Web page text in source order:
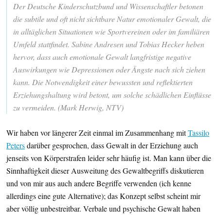
Der Deutsche Kinderschutzbund und Wissenschaftler betonen
die subtile und oft nicht sichtbare Natur emotionaler Gewalt, die
in alltäglichen Situationen wie Sportvereinen oder im familiären
Umfeld stattfindet. Sabine Andresen und Tobias Hecker heben
hervor, dass auch emotionale Gewalt langfristige negative
Auswirkungen wie Depressionen oder Ängste nach sich ziehen
kann. Die Notwendigkeit einer bewussten und reflektierten
Erziehungshaltung wird betont, um solche schädlichen Einflüsse
zu vermeiden. (Mark Herwig, NTV)
Wir haben vor längerer Zeit einmal im Zusammenhang mitTassilo
Petersdarüber gesprochen, dass Gewalt in der Erziehung auch
jenseits von Körperstrafen leider sehr häufig ist. Man kann über die
Sinnhaftigkeit dieser Ausweitung des Gewaltbegriffs diskutieren
und von mir aus auch andere Begriffe verwenden (ich kenne
allerdings eine gute Alternative); das Konzept selbst scheint mir
aber völlig unbestreitbar. Verbale und psychische Gewalt haben